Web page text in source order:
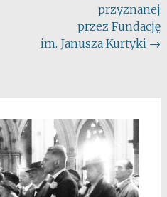
przyznanej
przez Fundację
im. Janusza Kurtyki →